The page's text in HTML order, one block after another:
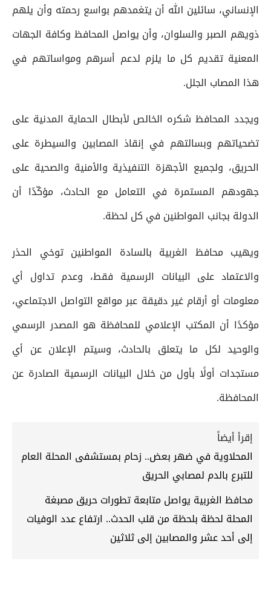
الإنساني، سائلين الله أن يتغمدهم بواسع رحمته وأن يلهم
ذويهم الصبر والسلوان، وأن يواصل المحافظ وكافة الجهات
المعنية تقديم كل ما يلزم لدعم أسرهم ومواساتهم في
هذا المصاب الجلل.
ويجدد المحافظ شكره الخالص لأبطال الحماية المدنية على
تضحياتهم وبسالتهم في إنقاذ المصابين والسيطرة على
الحريق، ولجميع الأجهزة التنفيذية والأمنية والصحية على
جهودهم المستمرة في التعامل مع الحادث، مؤكّدًا أن
الدولة بجانب المواطنين في كل لحظة.
ويهيب محافظ الغربية بالسادة المواطنين توخي الحذر
والاعتماد على البيانات الرسمية فقط، وعدم تداول أي
معلومات أو أرقام غير دقيقة عبر مواقع التواصل الاجتماعي،
مؤكدًا أن المكتب الإعلامي للمحافظة هو المصدر الرسمي
والوحيد لكل ما يتعلق بالحادث، وسيتم الإعلان عن أي
مستجدات أولًا بأول من خلال البيانات الرسمية الصادرة عن
المحافظة.
إقرأ أيضاً
المحلاوية في ضهر بعض.. زحام بمستشفى المحلة العام
للتبرع بالدم لمصابي الحريق
محافظ الغربية يواصل متابعة تطورات حريق مصبغة
المحلة لحظة بلحظة من قلب الحدث.. ارتفاع عدد الوفيات
إلى أحد عشر والمصابين إلى ثلاثين